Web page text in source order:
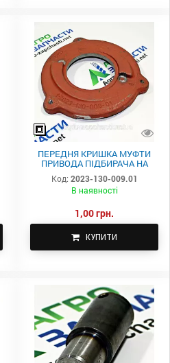
ПЕРЕДНЯ КРИШКА МУФТИ
ПРИВОДА ПІДБИРАЧА НА
ПРЕС SIPMA 2023-130-009.01
Код: 2023-130-009.01
В наявності
1,00 грн.
КУПИТИ